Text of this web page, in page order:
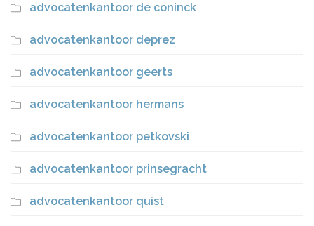
advocatenkantoor de coninck
advocatenkantoor deprez
advocatenkantoor geerts
advocatenkantoor hermans
advocatenkantoor petkovski
advocatenkantoor prinsegracht
advocatenkantoor quist